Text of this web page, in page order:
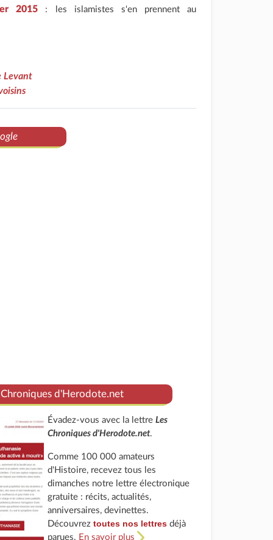
2015 : les islamistes s'en prennent au
Levant
Chroniques d'Herodote.net
Évadez-vous avec la lettreLes
Chroniques d'Herodote.net.
Comme 100 000 amateurs
d'Histoire, recevez tous les
dimanches notre lettre électronique
gratuite : récits, actualités,
anniversaires, devinettes.
Découvreztoutes nos lettres déjà
parues. En savoir plus